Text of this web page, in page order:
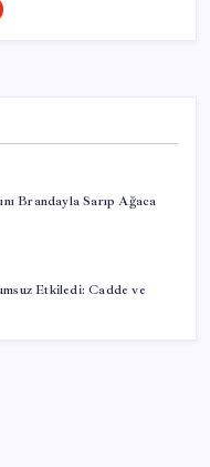
Brandayla Sarıp Ağaca
Etkiledi: Cadde ve